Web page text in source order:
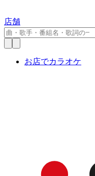
店舗
お店でカラオケ